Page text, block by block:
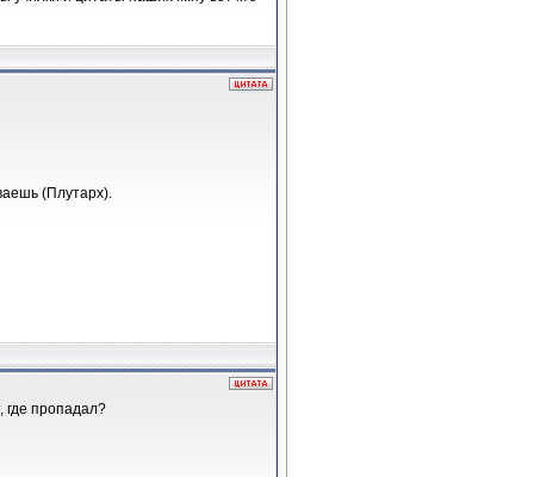
(Плутарх).
где пропадал?